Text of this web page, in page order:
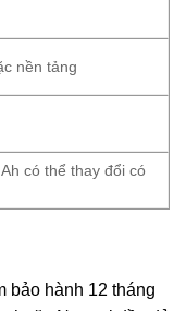
nền tảng
có thể thay đổi có
bảo hành 12 tháng